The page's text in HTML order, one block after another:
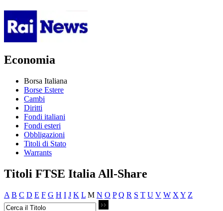
Economia
Borsa Italiana
Borse Estere
Cambi
Diritti
Fondi italiani
Fondi esteri
Obbligazioni
Titoli di Stato
Warrants
Titoli FTSE Italia All-Share
A B C D E F G H I J K L M N O P Q R S T U V W X Y Z